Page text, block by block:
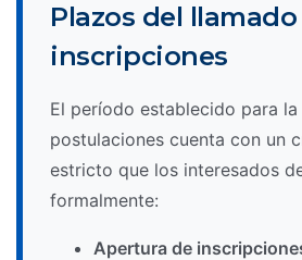
Plazos del llamado
inscripciones
El período establecido para
postulaciones cuenta con un
estricto que los interesados
formalmente:
Apertura de